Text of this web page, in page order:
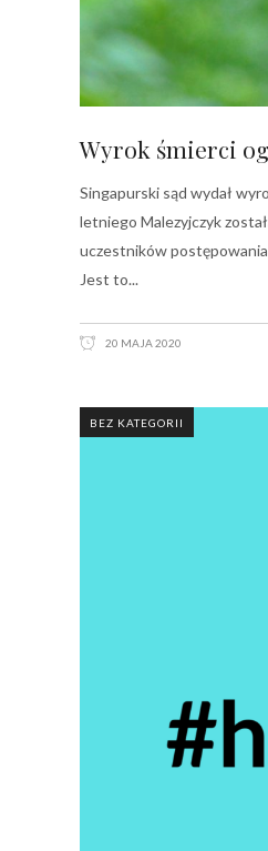
Wyrok śmierci
Singapurski sąd wydał
letniego Malezyjczyk
uczestników
Jest to
20 MAJA 2020
BEZ KATEGORII